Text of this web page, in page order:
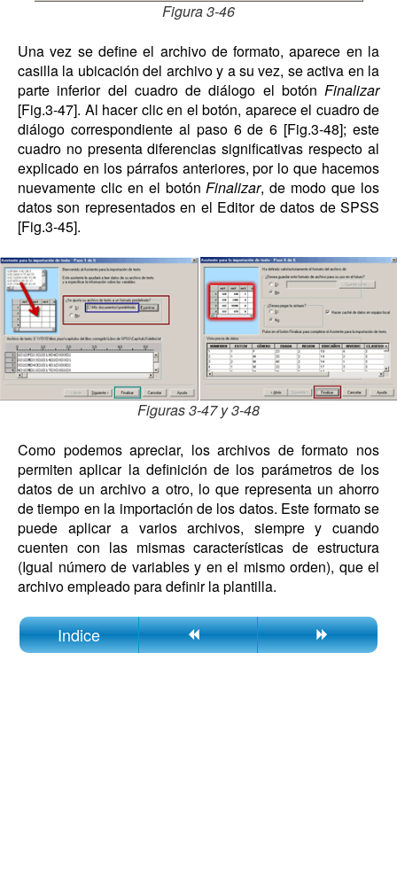
Figura 3-46
Una vez se define el archivo de formato, aparece en la
casilla la ubicación del archivo y a su vez, se activa en la
parte inferior del cuadro de diálogo el botón Finalizar
[Fig.3-47]. Al hacer clic en el botón, aparece el cuadro de
diálogo correspondiente al paso 6 de 6 [Fig.3-48]; este
cuadro no presenta diferencias significativas respecto al
explicado en los párrafos anteriores, por lo que hacemos
nuevamente clic en el botónFinalizar, de modo que los
datos son representados en el Editor de datos de SPSS
[Fig.3-45].
Figuras 3-47 y 3-48
Como podemos apreciar, los archivos de formato nos
permiten aplicar la definición de los parámetros de los
datos de un archivo a otro, lo que representa un ahorro
de tiempo en la importación de los datos. Este formato se
puede aplicar a varios archivos, siempre y cuando
cuenten con las mismas características de estructura
(Igual número de variables y en el mismo orden), que el
archivo empleado para definir la plantilla.
Indice